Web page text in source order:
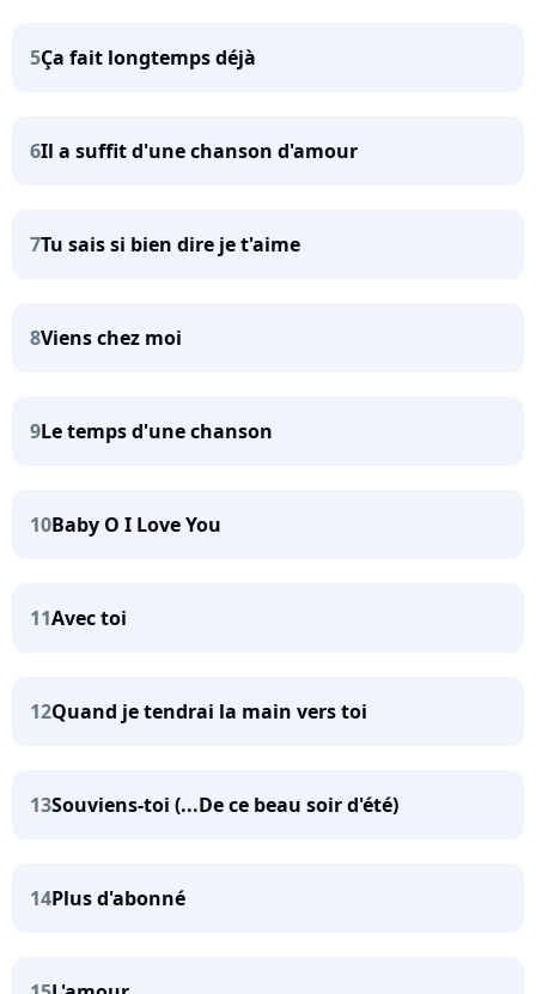
5Ça fait longtemps déjà
6Il a suffit d'une chanson d'amour
7Tu sais si bien dire je t'aime
8Viens chez moi
9Le temps d'une chanson
10Baby O I Love You
11Avec toi
12Quand je tendrai la main vers toi
13Souviens-toi (...De ce beau soir d'été)
14Plus d'abonné